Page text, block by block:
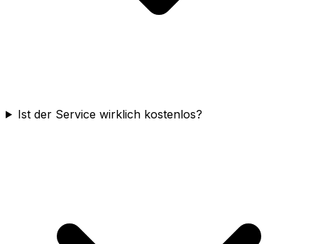
Ist der Service wirklich kostenlos?